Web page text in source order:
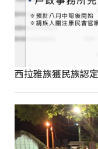
西拉雅族獲民族認